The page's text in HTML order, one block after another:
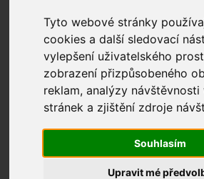
Tyto webové stránky
cookies a další sledovací
vylepšení uživatelského
zobrazení přizpůsobeného
reklam, analýzy
stránek a zjištění zdroje
Souhlasím
Upravit mé